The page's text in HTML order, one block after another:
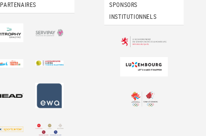
PARTENAIRES
SPONSORS
INSTITUTIONNELS